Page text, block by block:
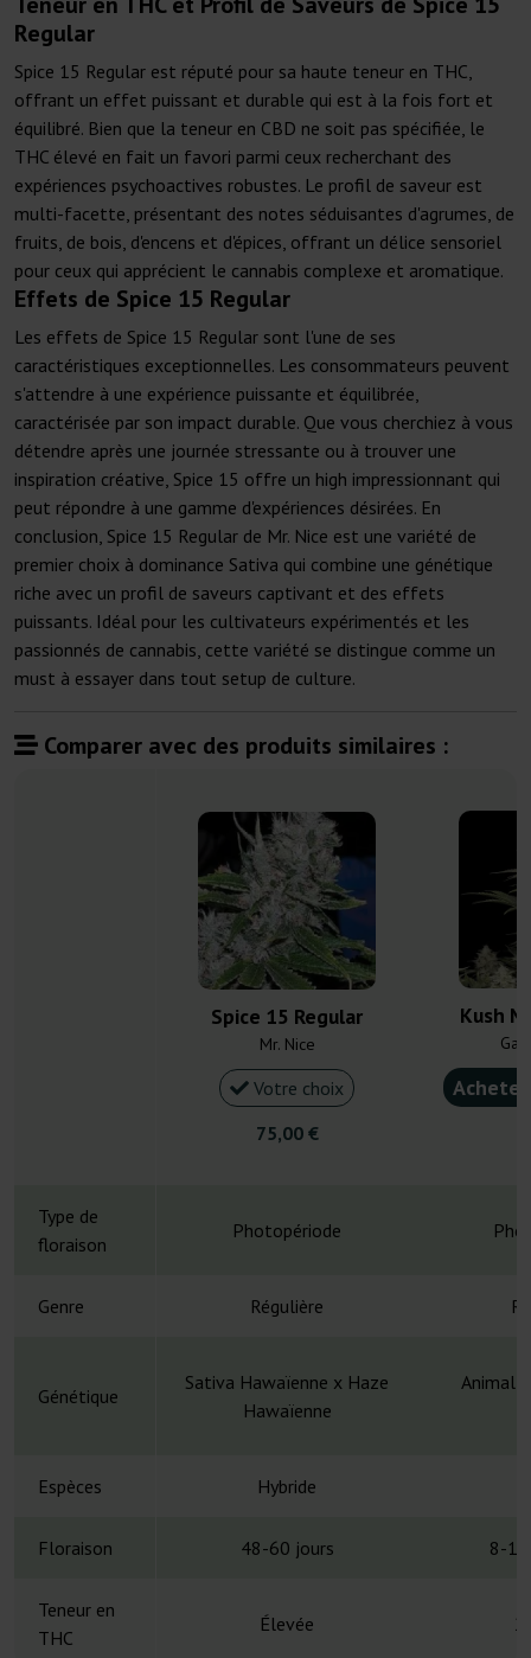
Regular
Spice 15 Regular est réputé pour sa haute teneur en THC,
offrant un effet puissant et durable qui est à la fois fort et
équilibré. Bien que la teneur en CBD ne soit pas spécifiée, le
THC élevé en fait un favori parmi ceux recherchant des
expériences psychoactives robustes. Le profil de saveur est
multi-facette, présentant des notes séduisantes d'agrumes, de
fruits, de bois, d'encens et d'épices, offrant un délice sensoriel
pour ceux qui apprécient le cannabis complexe et aromatique.
Effets de Spice 15 Regular
Les effets de Spice 15 Regular sont l'une de ses
caractéristiques exceptionnelles. Les consommateurs peuvent
s'attendre à une expérience puissante et équilibrée,
caractérisée par son impact durable. Que vous cherchiez à vous
détendre après une journée stressante ou à trouver une
inspiration créative, Spice 15 offre un high impressionnant qui
peut répondre à une gamme d'expériences désirées. En
conclusion, Spice 15 Regular de Mr. Nice est une variété de
premier choix à dominance Sativa qui combine une génétique
riche avec un profil de saveurs captivant et des effets
puissants. Idéal pour les cultivateurs expérimentés et les
passionnés de cannabis, cette variété se distingue comme un
must à essayer dans tout setup de culture.
Comparer avec des produits similaires :
Spice 15 Regular
Mr. Nice
Votre choix
75,00 €
Kush
Type de
floraison
Photopériode
Genre Régulière
Génétique
Sativa Hawaïenne x Haze
Hawaïenne
Animal
Espèces Hybride
Floraison 48-60 jours 8-10
Teneur en
THC
Élevée